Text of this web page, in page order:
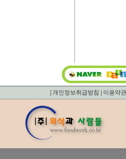
개인정보취급방침 이용약관